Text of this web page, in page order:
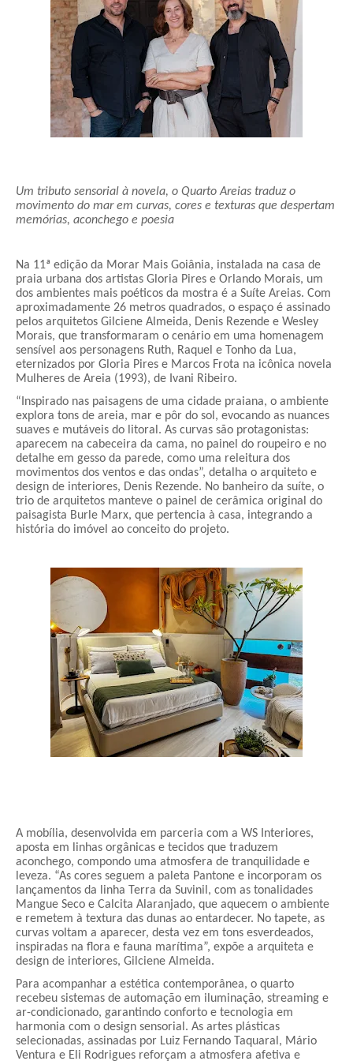
Um tributo sensorial à novela, o Quarto Areias traduz o
movimento do mar em curvas, cores e texturas que despertam
memórias, aconchego e poesia
Na 11ª edição da Morar Mais Goiânia, instalada na casa de
praia urbana dos artistas Gloria Pires e Orlando Morais, um
dos ambientes mais poéticos da mostra é a Suíte Areias. Com
aproximadamente 26 metros quadrados, o espaço é assinado
pelos arquitetos Gilciene Almeida, Denis Rezende e Wesley
Morais, que transformaram o cenário em uma homenagem
sensível aos personagens Ruth, Raquel e Tonho da Lua,
eternizados por Gloria Pires e Marcos Frota na icônica novela
Mulheres de Areia (1993), de Ivani Ribeiro.
“Inspirado nas paisagens de uma cidade praiana, o ambiente
explora tons de areia, mar e pôr do sol, evocando as nuances
suaves e mutáveis do litoral. As curvas são protagonistas:
aparecem na cabeceira da cama, no painel do roupeiro e no
detalhe em gesso da parede, como uma releitura dos
movimentos dos ventos e das ondas”, detalha o arquiteto e
design de interiores, Denis Rezende. No banheiro da suíte, o
trio de arquitetos manteve o painel de cerâmica original do
paisagista Burle Marx, que pertencia à casa, integrando a
história do imóvel ao conceito do projeto.
A mobília, desenvolvida em parceria com a WS Interiores,
aposta em linhas orgânicas e tecidos que traduzem
aconchego, compondo uma atmosfera de tranquilidade e
leveza. “As cores seguem a paleta Pantone e incorporam os
lançamentos da linha Terra da Suvinil, com as tonalidades
Mangue Seco e Calcita Alaranjado, que aquecem o ambiente
e remetem à textura das dunas ao entardecer. No tapete, as
curvas voltam a aparecer, desta vez em tons esverdeados,
inspiradas na flora e fauna marítima”, expõe a arquiteta e
design de interiores, Gilciene Almeida.
Para acompanhar a estética contemporânea, o quarto
recebeu sistemas de automação em iluminação, streaming e
ar-condicionado, garantindo conforto e tecnologia em
harmonia com o design sensorial. As artes plásticas
selecionadas, assinadas por Luiz Fernando Taquaral, Mário
Ventura e Eli Rodrigues reforçam a atmosfera afetiva e